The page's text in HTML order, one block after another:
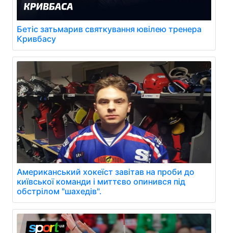
Бетіс затьмарив святкування ювілею тренера
Кривбасу
Американський хокеїст завітав на проби до
київської команди і миттєво опинився під
обстрілом "шахедів".